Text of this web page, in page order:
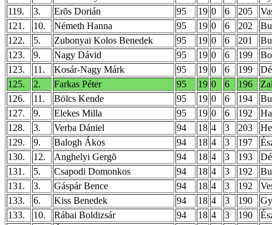
119.
3. Erõs Dorián 95 19 0 6 205
121.
10. Németh Hanna 95 19 0 6 202
122.
5. Zubonyai Kolos Benedek 95 19 0 6 201
123.
9. Nagy Dávid 95 19 0 6 199
123.
11. Kosár-Nagy Márk 95 19 0 6 199
125.
2. Farkas Péter 95 19 0 6 196
126.
11. Bölcs Kende 95 19 0 6 194
127.
9. Elekes Milla 95 19 0 6 192
128.
3. Verba Dániel 94 18 4 3 203
129.
9. Balogh Ákos 94 18 4 3 197
130.
12. Anghelyi Gergõ 94 18 4 3 193
131.
5. Csapodi Domonkos 94 18 4 3 192
131.
3. Gáspár Bence 94 18 4 3 192
133.
6. Kiss Benedek 94 18 4 3 190
133.
10. Rábai Boldizsár 94 18 4 3 190